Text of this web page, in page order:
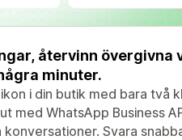
återvinn övergivna
minuter.
i din butik med bara två
med WhatsApp Business
Svara